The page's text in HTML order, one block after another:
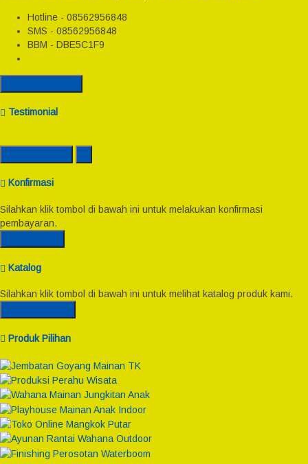
Hotline - 08562956848
SMS - 08562956848
BBM - DBE5C1F9
Testimonial
Konfirmasi
Silahkan klik tombol di bawah ini untuk melakukan konfirmasi
pembayaran.
Katalog
Silahkan klik tombol di bawah ini untuk melihat katalog produk kami.
Produk Pilihan